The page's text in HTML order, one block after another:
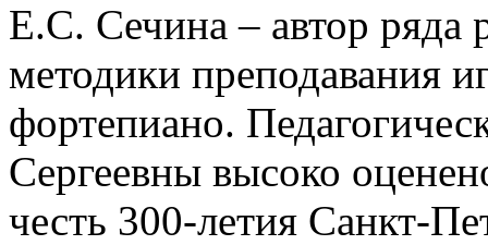
Е.С. Сечина – автор ряда
методики преподавания
фортепиано.
Сергеевны высоко
честь 300-летия Санкт-